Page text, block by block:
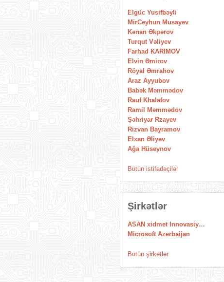
Elgüc Yusifbəyli
MirCeyhun Musayev
Kənan Əkpərov
Turqut Vəliyev
Farhad KARIMOV
Elvin Əmirov
Röyal Əmrahov
Araz Ayyubov
Babək Məmmədov
Rauf Khalafov
Ramil Məmmədov
Şəhriyar Rzayev
Rizvan Bayramov
Elxan Əliyev
Ağa Hüseynov
Bütün istifadəçilər
Şirkətlər
ASAN xidmet Innovasiya Mərkəzi
Microsoft Azerbaijan
Bütün şirkətlər